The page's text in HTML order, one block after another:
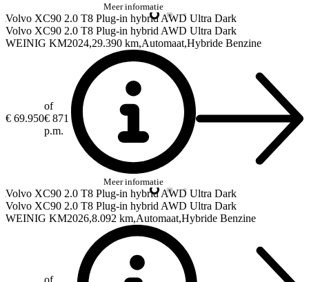
Meer informatie
Volvo XC90 2.0 T8 Plug-in hybrid AWD Ultra Dark
WEINIG KM2024 29.390 km Automaat Hybride Benzine
€ 69.950
of
€ 871
p.m.
Meer informatie
Volvo XC90 2.0 T8 Plug-in hybrid AWD Ultra Dark
Volvo XC90 2.0 T8 Plug-in hybrid AWD Ultra Dark
WEINIG KM2026 8.092 km Automaat Hybride Benzine
of
Volvo XC90 2.0 T8 Plug-in hybrid AWD Ultra Dark